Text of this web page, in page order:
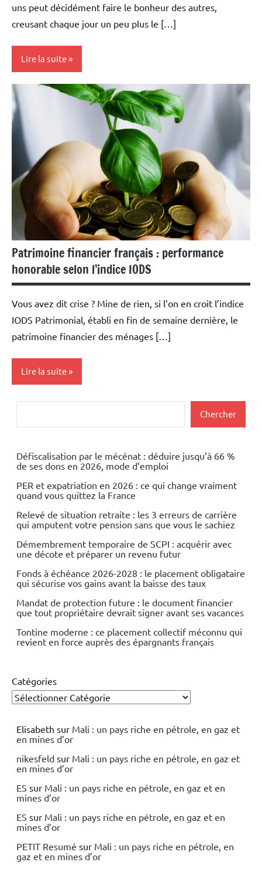
uns peut décidément faire le bonheur des autres,
creusant chaque jour un peu plus le […]
Lire la suite
Economie
Immobilier
Patrimoine financier français : performance
honorable selon l’indice IODS
Vous avez dit crise ? Mine de rien, si l’on en croit l’indice
IODS Patrimonial, établi en fin de semaine dernière, le
patrimoine financier des ménages […]
Lire la suite
Economie
Chercher
Défiscalisation par le mécénat : déduire jusqu’à 66 %
de ses dons en 2026, mode d’emploi
PER et expatriation en 2026 : ce qui change vraiment
quand vous quittez la France
Relevé de situation retraite : les 3 erreurs de carrière
qui amputent votre pension sans que vous le sachiez
Démembrement temporaire de SCPI : acquérir avec
une décote et préparer un revenu futur
Fonds à échéance 2026-2028 : le placement obligataire
qui sécurise vos gains avant la baisse des taux
Mandat de protection future : le document financier
que tout propriétaire devrait signer avant ses vacances
Tontine moderne : ce placement collectif méconnu qui
revient en force auprès des épargnants français
Catégories
Elisabeth sur Mali : un pays riche en pétrole, en gaz et
en mines d’or
nikesfeld sur Mali : un pays riche en pétrole, en gaz et
en mines d’or
ES sur Mali : un pays riche en pétrole, en gaz et en
mines d’or
ES sur Mali : un pays riche en pétrole, en gaz et en
mines d’or
PETIT Resumé sur Mali : un pays riche en pétrole, en
gaz et en mines d’or